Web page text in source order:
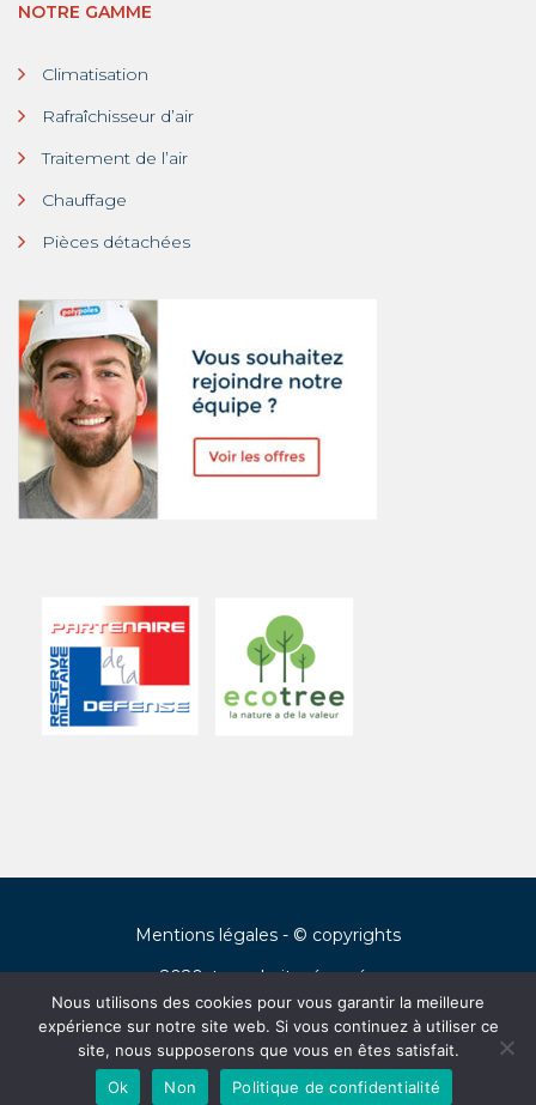
NOTRE GAMME
Climatisation
Rafraîchisseur d’air
Traitement de l’air
Chauffage
Pièces détachées
Mentions légales - © copyrights
2020, tous droits réservés
English (Anglais) Español(Espagnol
Nous utilisons des cookies pour vous garantir la meilleure
expérience sur notre site web. Si vous continuez à utiliser ce
site, nous supposerons que vous en êtes satisfait.
Ok
Non Politique de confidentialité